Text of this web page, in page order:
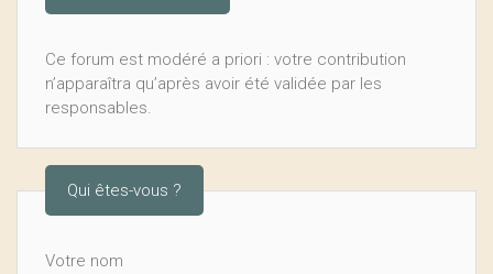
Ce forum est modéré a priori : votre contribution
n’apparaîtra qu’après avoir été validée par les
responsables.
Qui êtes-vous ?
Votre nom